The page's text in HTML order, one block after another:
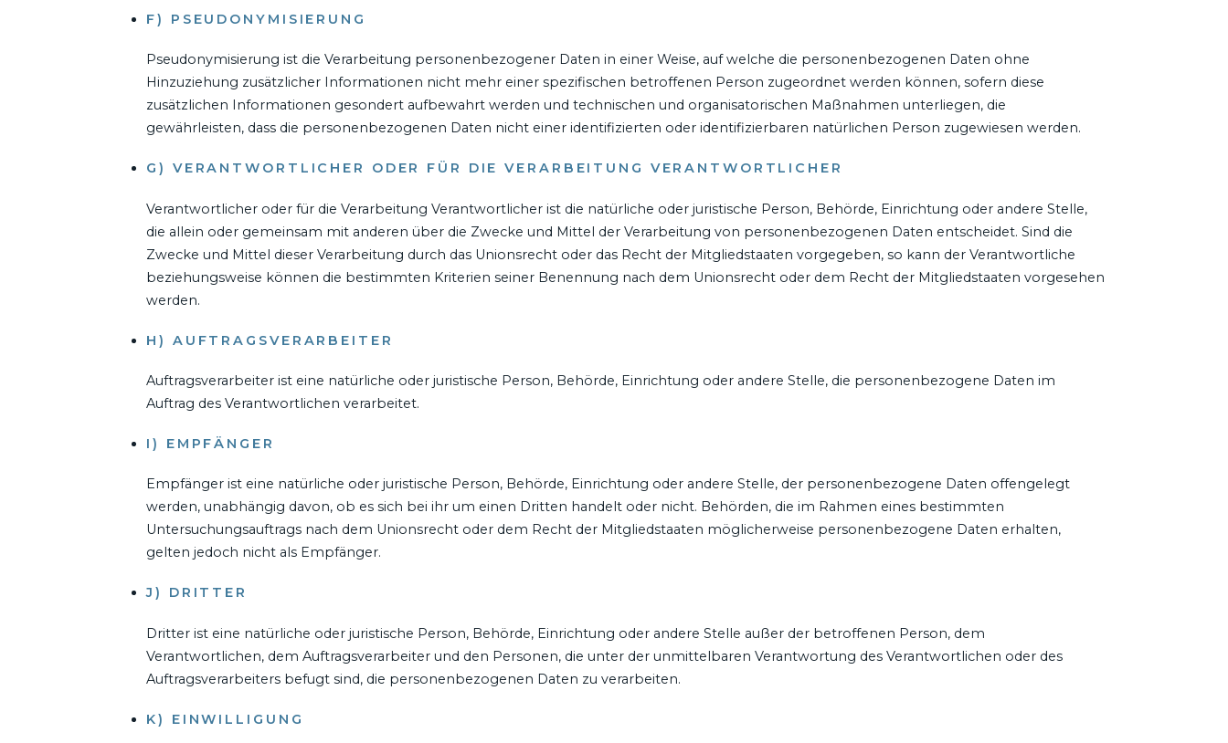
F) PSEUDONYMISIERUNG
Pseudonymisierung ist die Verarbeitung personenbezogener Daten in einer Weise, auf welche die personenbezogenen Daten ohne
Hinzuziehung zusätzlicher Informationen nicht mehr einer spezifischen betroffenen Person zugeordnet werden können, sofern diese
zusätzlichen Informationen gesondert aufbewahrt werden und technischen und organisatorischen Maßnahmen unterliegen, die
gewährleisten, dass die personenbezogenen Daten nicht einer identifizierten oder identifizierbaren natürlichen Person zugewiesen werden.
G) VERANTWORTLICHER ODER FÜR DIE VERARBEITUNG VERANTWORTLICHER
Verantwortlicher oder für die Verarbeitung Verantwortlicher ist die natürliche oder juristische Person, Behörde, Einrichtung oder andere Stelle,
die allein oder gemeinsam mit anderen über die Zwecke und Mittel der Verarbeitung von personenbezogenen Daten entscheidet. Sind die
Zwecke und Mittel dieser Verarbeitung durch das Unionsrecht oder das Recht der Mitgliedstaaten vorgegeben, so kann der Verantwortliche
beziehungsweise können die bestimmten Kriterien seiner Benennung nach dem Unionsrecht oder dem Recht der Mitgliedstaaten vorgesehen
werden.
H) AUFTRAGSVERARBEITER
Auftragsverarbeiter ist eine natürliche oder juristische Person, Behörde, Einrichtung oder andere Stelle, die personenbezogene Daten im
Auftrag des Verantwortlichen verarbeitet.
I) EMPFÄNGER
Empfänger ist eine natürliche oder juristische Person, Behörde, Einrichtung oder andere Stelle, der personenbezogene Daten offengelegt
werden, unabhängig davon, ob es sich bei ihr um einen Dritten handelt oder nicht. Behörden, die im Rahmen eines bestimmten
Untersuchungsauftrags nach dem Unionsrecht oder dem Recht der Mitgliedstaaten möglicherweise personenbezogene Daten erhalten,
gelten jedoch nicht als Empfänger.
J) DRITTER
Dritter ist eine natürliche oder juristische Person, Behörde, Einrichtung oder andere Stelle außer der betroffenen Person, dem
Verantwortlichen, dem Auftragsverarbeiter und den Personen, die unter der unmittelbaren Verantwortung des Verantwortlichen oder des
Auftragsverarbeiters befugt sind, die personenbezogenen Daten zu verarbeiten.
K) EINWILLIGUNG